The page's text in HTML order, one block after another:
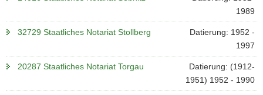
1989
32729 Staatliches Notariat Stollberg
Datierung: 1952 -
1997
20287 Staatliches Notariat Torgau
Datierung: (1912-
1951) 1952 - 1990